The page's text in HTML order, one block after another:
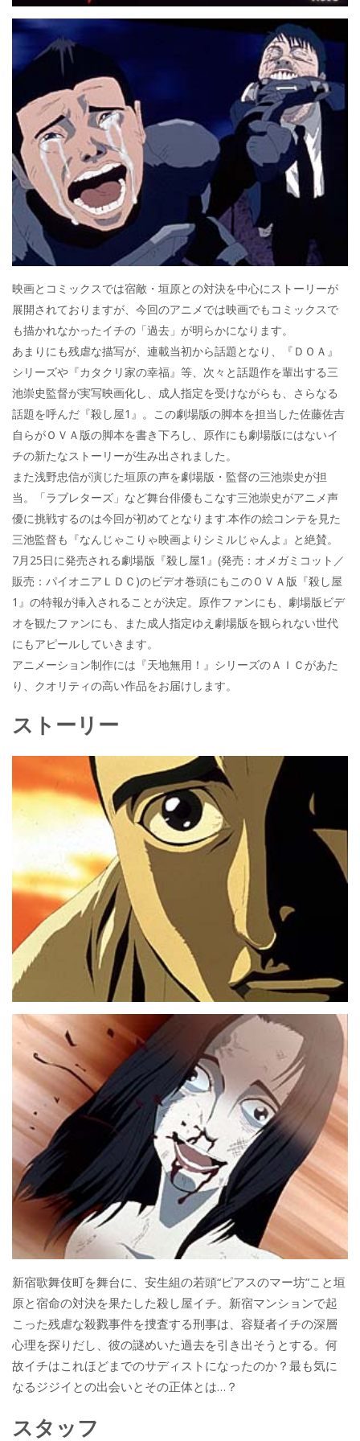
映画とコミックスでは宿敵・垣原との対決を中心にストーリーが
展開されておりますが、今回のアニメでは映画でもコミックスで
も描かれなかったイチの「過去」が明らかになります。
あまりにも残虐な描写が、連載当初から話題となり、『ＤＯＡ』
シリーズや『カタクリ家の幸福』等、次々と話題作を輩出する三
池崇史監督が実写映画化し、成人指定を受けながらも、さらなる
話題を呼んだ『殺し屋1』。この劇場版の脚本を担当した佐藤佐吉
自らがＯＶＡ版の脚本を書き下ろし、原作にも劇場版にはないイ
チの新たなストーリーが生み出されました。
また浅野忠信が演じた垣原の声を劇場版・監督の三池崇史が担
当。「ラブレターズ」など舞台俳優もこなす三池崇史がアニメ声
優に挑戦するのは今回が初めてとなります.本作の絵コンテを見た
三池監督も『なんじゃこりゃ映画よりシミルじゃんよ』と絶賛。
7月25日に発売される劇場版『殺し屋1』(発売：オメガミコット／
販売：パイオニアＬＤＣ)のビデオ巻頭にもこのＯＶＡ版『殺し屋
1』の特報が挿入されることが決定。原作ファンにも、劇場版ビデ
オを観たファンにも、また成人指定ゆえ劇場版を観られない世代
にもアピールしていきます。
アニメーション制作には『天地無用！』シリーズのＡＩＣがあた
り、クオリティの高い作品をお届けします。
ストーリー
新宿歌舞伎町を舞台に、安生組の若頭“ピアスのマー坊”こと垣
原と宿命の対決を果たした殺し屋イチ。新宿マンションで起
こった残虐な殺戮事件を捜査する刑事は、容疑者イチの深層
心理を探りだし、彼の謎めいた過去を引き出そうとする。何
故イチはこれほどまでのサディストになったのか？最も気に
なるジジイとの出会いとその正体とは…？
スタッフ